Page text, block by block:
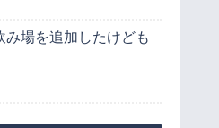
み場を追加したけども